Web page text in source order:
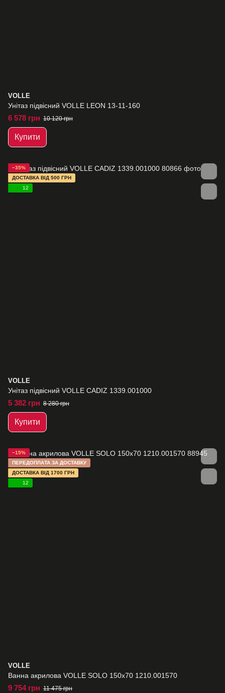
VOLLE
Унітаз підвісний VOLLE LEON 13-11-160
6 578 грн 10 120 грн
Купити
−35%
ДОСТАВКА ВІД 500 ГРН
12
VOLLE
Унітаз підвісний VOLLE CADIZ 1339.001000
5 382 грн 8 280 грн
Купити
−15%
ПЕРЕДОПЛАТА ЗА ДОСТАВКУ
ДОСТАВКА ВІД 1700 ГРН
12
VOLLE
Ванна акрилова VOLLE SOLO 150x70 1210.001570
9 754 грн 11 475 грн